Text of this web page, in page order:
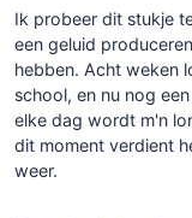
Ik probeer dit stukje
een geluid
hebben. Acht weken
school, en nu nog
elke dag wordt m'n
dit moment verdient
weer.